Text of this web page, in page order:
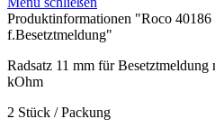
Produktinformationen "Roco
f.Besetztmeldung"
Radsatz 11 mm für
kOhm
2 Stück / Packung